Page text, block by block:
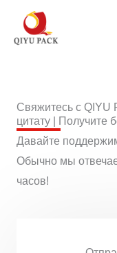
Перейти
содержимому
Свяжитесь с QIYU
цитату | Получите
Давайте
Обычно мы
часов!